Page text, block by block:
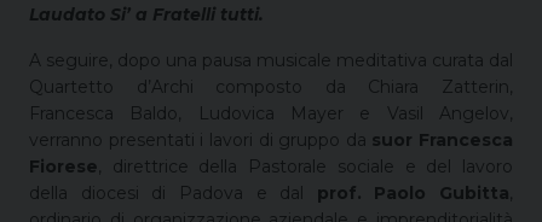
Laudato Si’ a Fratelli tutti.
A seguire, dopo una pausa musicale meditativa curata dal
Quartetto d’Archi composto da Chiara Zatterin,
Francesca Baldo, Ludovica Mayer e Vasil Angelov,
verranno presentati i lavori di gruppo da suor Francesca
Fiorese, direttrice della Pastorale sociale e del lavoro
della diocesi di Padova e dal prof. Paolo Gubitta,